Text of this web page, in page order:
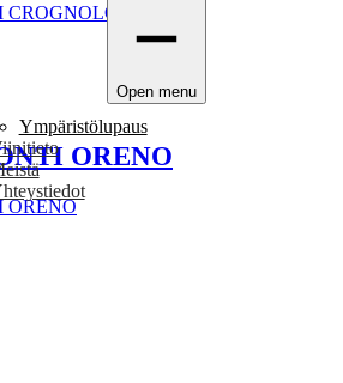
Open menu
Ympäristölupaus
ORENO